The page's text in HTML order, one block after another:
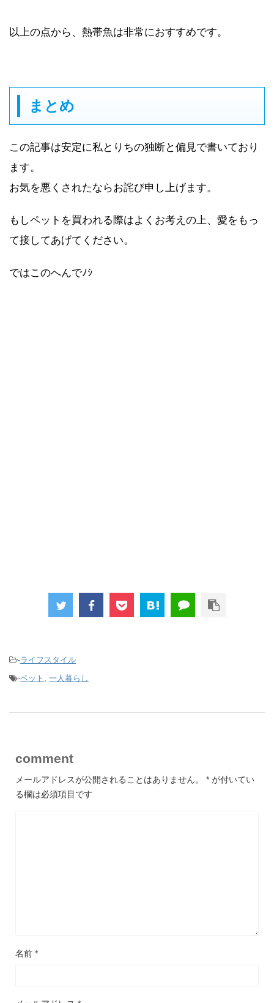
以上の点から、熱帯魚は非常におすすめです。
まとめ
この記事は安定に私とりちの独断と偏見で書いており
ます。
お気を悪くされたならお詫び申し上げます。
もしペットを買われる際はよくお考えの上、愛をもっ
て接してあげてください。
ではこのへんでﾉｼ
-ライフスタイル
-ペット , 一人暮らし
comment
メールアドレスが公開されることはありません。 * が付いてい
る欄は必須項目です
名前 *